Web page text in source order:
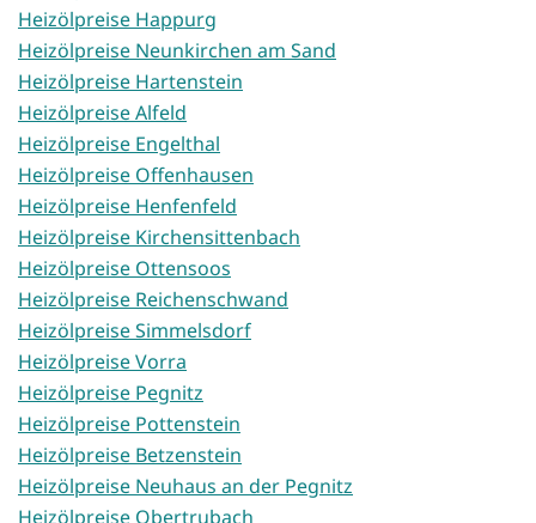
Heizölpreise Happurg
Heizölpreise Neunkirchen am Sand
Heizölpreise Hartenstein
Heizölpreise Alfeld
Heizölpreise Engelthal
Heizölpreise Offenhausen
Heizölpreise Henfenfeld
Heizölpreise Kirchensittenbach
Heizölpreise Ottensoos
Heizölpreise Reichenschwand
Heizölpreise Simmelsdorf
Heizölpreise Vorra
Heizölpreise Pegnitz
Heizölpreise Pottenstein
Heizölpreise Betzenstein
Heizölpreise Neuhaus an der Pegnitz
Heizölpreise Obertrubach